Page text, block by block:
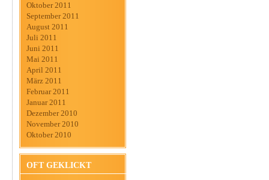
Oktober 2011
September 2011
August 2011
Juli 2011
Juni 2011
Mai 2011
April 2011
März 2011
Februar 2011
Januar 2011
Dezember 2010
November 2010
Oktober 2010
OFT GEKLICKT